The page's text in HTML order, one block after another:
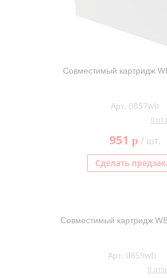
Совместимый картридж
Арт. 0857wb
0
951 p/ шт.
Сделать
Совместимый картридж
Арт. 0859wb
0